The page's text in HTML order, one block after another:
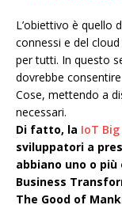
L’obiettivo è quello
connessi e del
per tutti. In questo
dovrebbe
Cose, mettendo a
necessari.
Di fatto, la IoT
sviluppatori a
abbiano uno o
Business
The Good of